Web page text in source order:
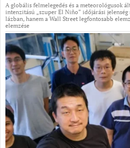
A globális felmelegedés és a meteorológusok
intenzitású „szuper El Niño” időjárási
lázban, hanem a Wall Street legfontosabb
elemzése